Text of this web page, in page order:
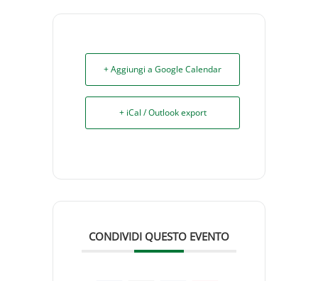
+ Aggiungi a Google Calendar
+ iCal / Outlook export
CONDIVIDI QUESTO EVENTO